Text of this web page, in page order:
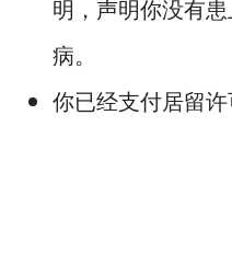
明，声明你没有
病。
你已经支付居留许